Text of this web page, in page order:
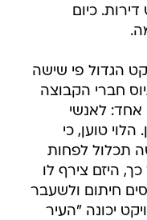
כיום
הגדול פי שישה
חברי הקבוצה
אחד: לאנשי
טוען, כי
תכלול לפחות
כך, היזם צירף לו
חיתום ולשעבר
יכונה "העיר